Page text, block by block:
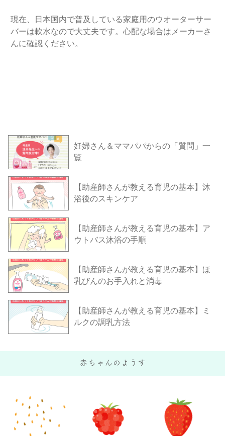
現在、日本国内で普及している家庭用のウオーターサー
バーは軟水なので大丈夫です。心配な場合はメーカーさ
んに確認ください。
妊婦さん＆ママパパからの「質問」一
覧
【助産師さんが教える育児の基本】沐
浴後のスキンケア
【助産師さんが教える育児の基本】ア
ウトバス沐浴の手順
【助産師さんが教える育児の基本】ほ
乳びんのお手入れと消毒
【助産師さんが教える育児の基本】ミ
ルクの調乳方法